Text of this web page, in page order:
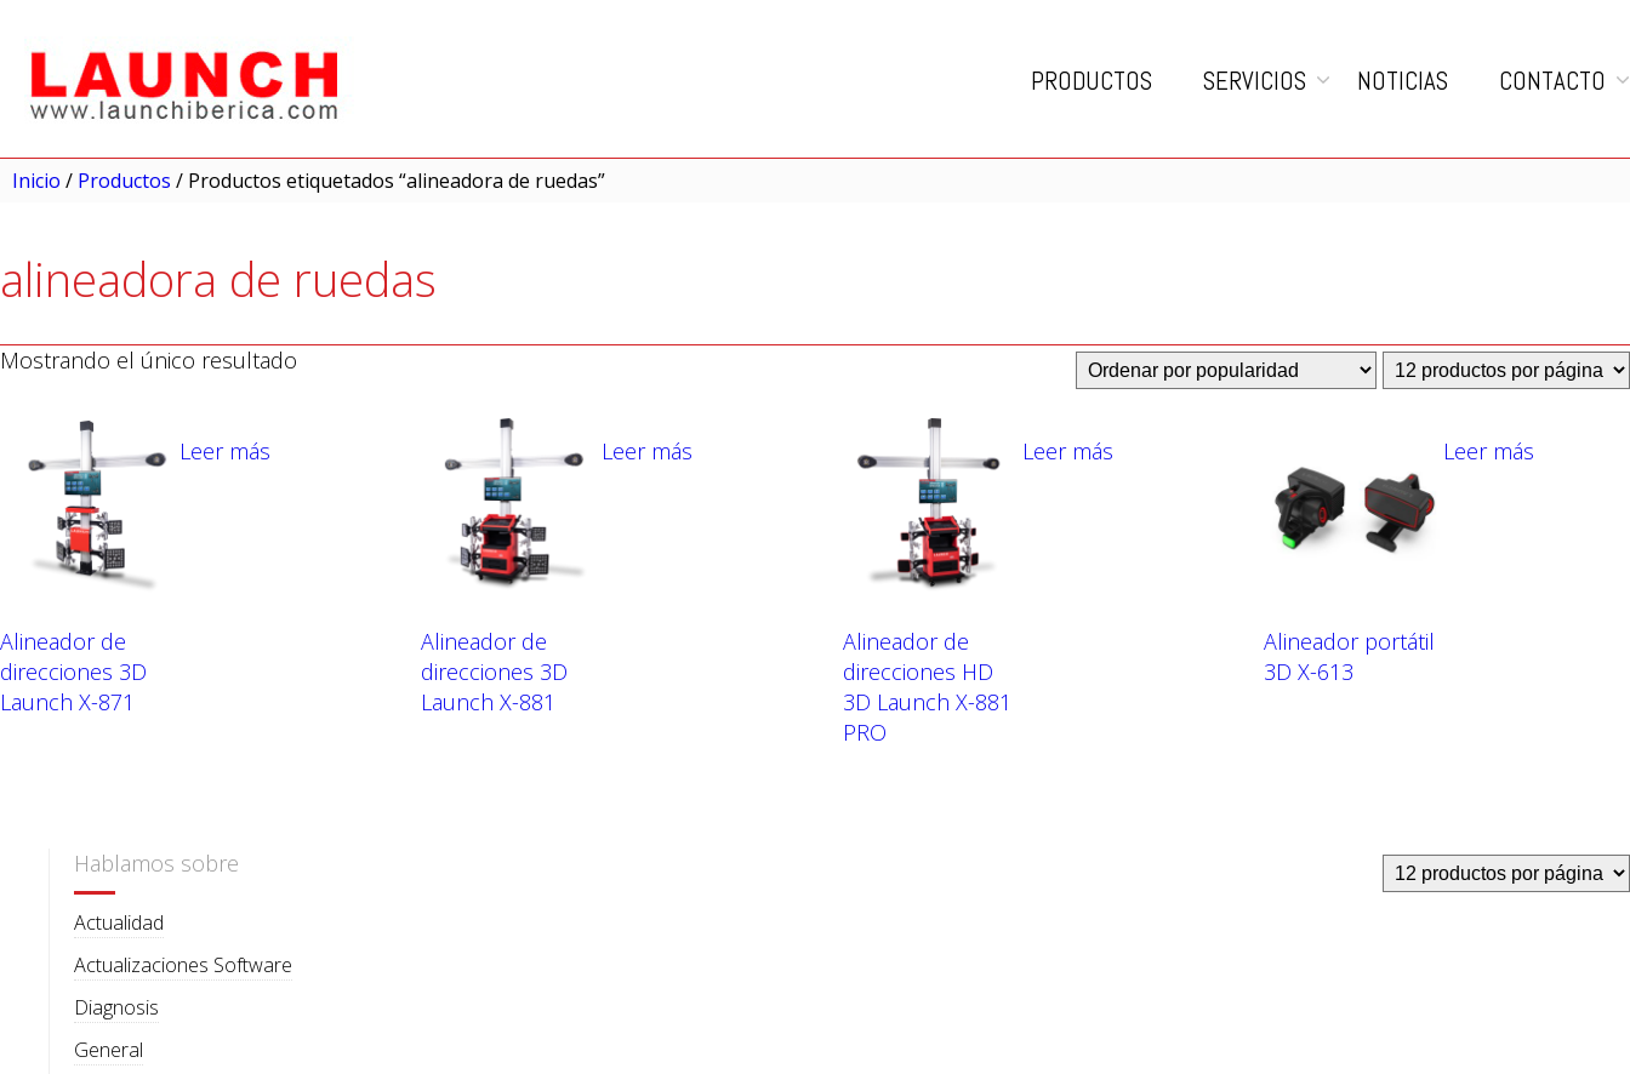
PRODUCTOS SERVICIOS NOTICIAS CONTACTO
Inicio / Productos / Productos etiquetados “alineadora de ruedas”
alineadora de ruedas
Mostrando el único resultado
Alineador de
direcciones 3D
Launch X-871
Leer más
Alineador de
direcciones 3D
Launch X-881
Leer más
Alineador de
direcciones HD
3D Launch X-881
PRO
Leer más
Alineador portátil
3D X-613
Leer más
Hablamos sobre
Actualidad
Actualizaciones Software
Diagnosis
General